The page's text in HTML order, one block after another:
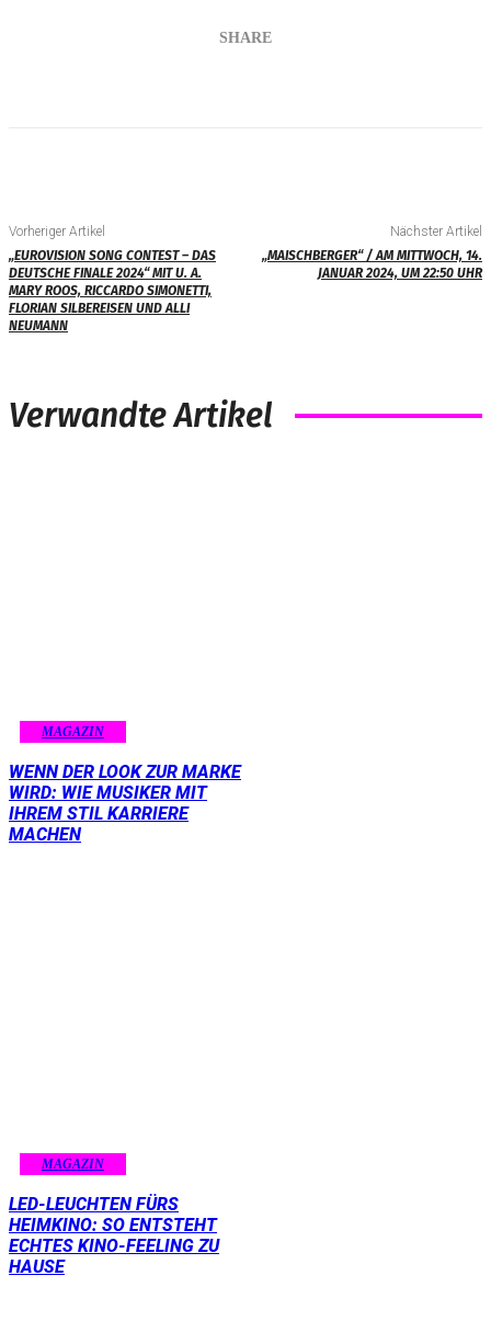
SHARE
Vorheriger Artikel
„EUROVISION SONG CONTEST – DAS
DEUTSCHE FINALE 2024“ MIT U. A.
MARY ROOS, RICCARDO SIMONETTI,
FLORIAN SILBEREISEN UND ALLI
NEUMANN
Nächster Artikel
„MAISCHBERGER“ / AM MITTWOCH, 14.
JANUAR 2024, UM 22:50 UHR
Verwandte Artikel
MAGAZIN
WENN DER LOOK ZUR MARKE
WIRD: WIE MUSIKER MIT
IHREM STIL KARRIERE
MACHEN
MAGAZIN
LED-LEUCHTEN FÜRS
HEIMKINO: SO ENTSTEHT
ECHTES KINO-FEELING ZU
HAUSE